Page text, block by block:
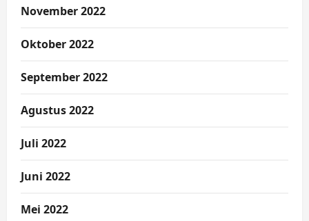
November 2022
Oktober 2022
September 2022
Agustus 2022
Juli 2022
Juni 2022
Mei 2022